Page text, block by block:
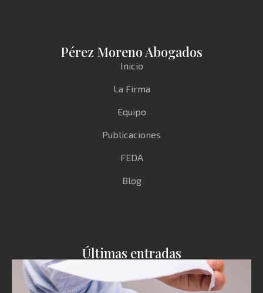
Pérez Moreno Abogados
Inicio
La Firma
Equipo
Publicaciones
FEDA
Blog
Últimas entradas